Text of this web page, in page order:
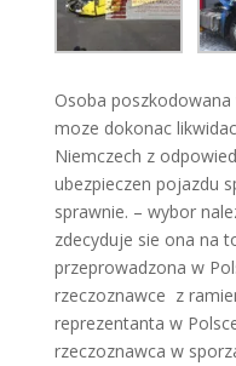
Osoba
moze dokonac
Niemczech z
ubezpieczen pojazdu
sprawnie. – wybor
zdecyduje sie ona na
przeprowadzona w
rzeczoznawce z
reprezentanta w
rzeczoznawca w